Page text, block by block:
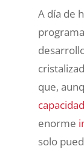
A día de
que,
enorme
solo